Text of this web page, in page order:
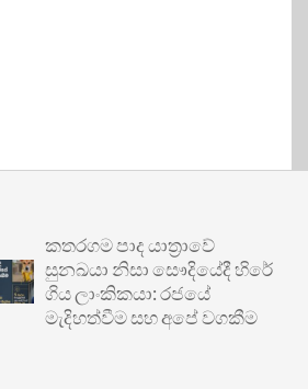
කතරගම පාද යාත්‍රාවේ
සුනඛයා නිසා සෞදියේදී හිරේ
ගිය ලාංකිකයා: රජයේ
මැදිහත්වීම සහ අපේ වගකීම